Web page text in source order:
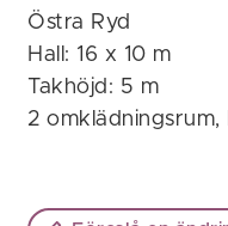
Östra Ryd
Hall: 16 x 10 m
Takhöjd: 5 m
2 omklädningsrum,